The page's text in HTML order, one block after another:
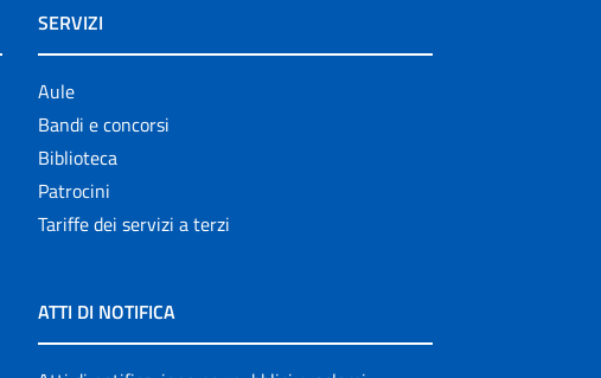
SERVIZI
Aule
Bandi e concorsi
Biblioteca
Patrocini
Tariffe dei servizi a terzi
ATTI DI NOTIFICA